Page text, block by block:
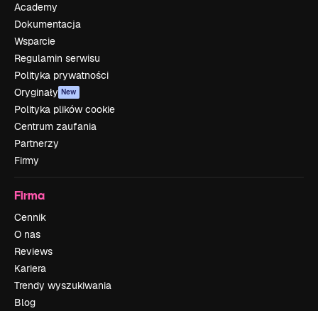
Academy
Dokumentacja
Wsparcie
Regulamin serwisu
Polityka prywatności
Oryginały New
Polityka plików cookie
Centrum zaufania
Partnerzy
Firmy
Firma
Cennik
O nas
Reviews
Kariera
Trendy wyszukiwania
Blog